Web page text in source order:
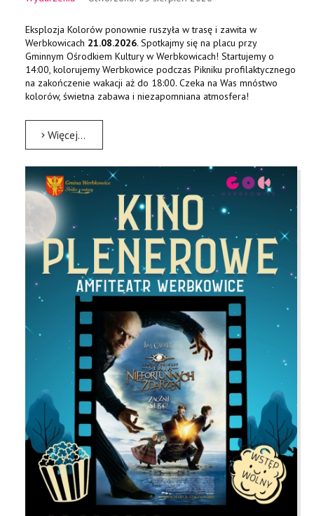
Eksplozja Kolorów ponownie ruszyła w trasę i zawita w
Werbkowicach 21.08.2026. Spotkajmy się na placu przy
Gminnym Ośrodkiem Kultury w Werbkowicach! Startujemy o
14:00, kolorujemy Werbkowice podczas Pikniku profilaktycznego
na zakończenie wakacji aż do 18:00. Czeka na Was mnóstwo
kolorów, świetna zabawa i niezapomniana atmosfera!
Więcej…